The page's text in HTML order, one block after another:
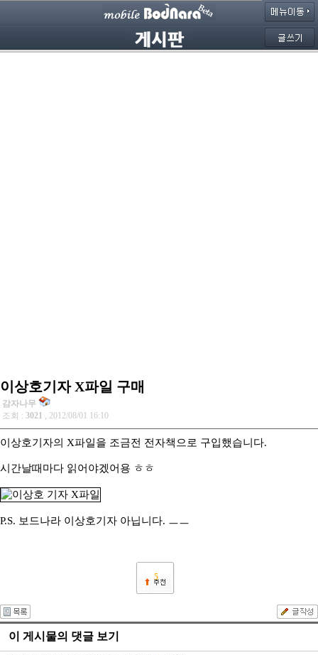
이상호기자 X파일 구매
감자나무
조회 : 3021 , 2012/08/01 16:10
이상호기자의 X파일을 조금전 전자책으로 구입했습니다.
시간날때마다 읽어야겠어용 ㅎㅎ
P.S. 보드나라 이상호기자 아닙니다. ㅡㅡ
5
이 게시물의 댓글 보기